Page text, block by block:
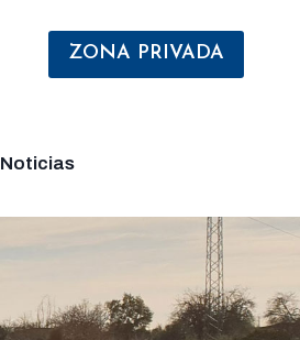
ZONA PRIVADA
Noticias